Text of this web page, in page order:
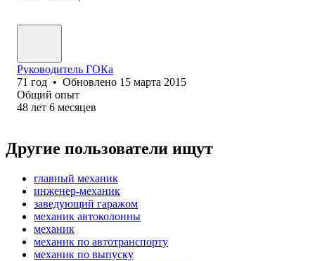
Руководитель ГОКа
71 год • Обновлено 15 марта 2015
Общий опыт
48 лет 6 месяцев
Другие пользователи ищут
главный механик
инженер-механик
заведующий гаражом
механик автоколонны
механик
механик по автотранспорту
механик по выпуску